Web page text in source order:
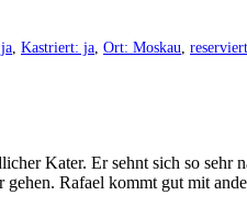
Kastriert: ja Ort: Moskau reserviert
Kater. Er sehnt sich so
gehen. Rafael kommt gut mit